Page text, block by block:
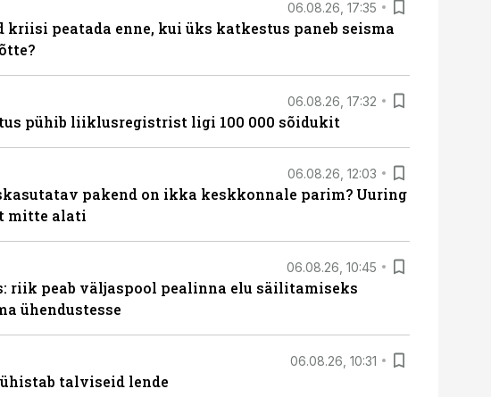
06.08.26, 17:35
kriisi peatada enne, kui üks katkestus paneb seisma
06.08.26, 17:32
pühib liiklusregistrist ligi 100 000 sõidukit
06.08.26, 12:03
pakend on ikka keskkonnale parim? Uuring
mitte alati
06.08.26, 10:45
riik peab väljaspool pealinna elu säilitamiseks
ühendustesse
06.08.26, 10:31
talviseid lende